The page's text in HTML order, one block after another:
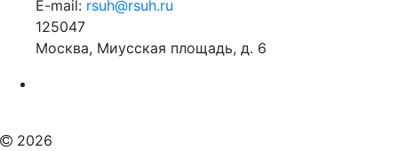
E-mail: rsuh@rsuh.ru
125047
Москва, Миусская площадь, д. 6
2026